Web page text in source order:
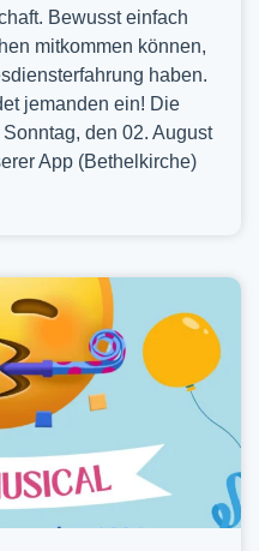
Bewusst einfach
mitkommen können,
haben.
jemanden ein! Die
den 02. August
App (Bethelkirche)